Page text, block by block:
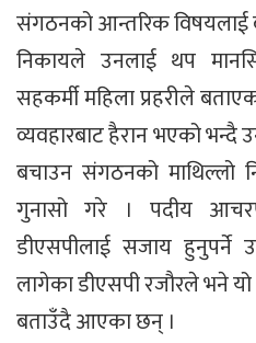
संगठनको आन्तरिक विषयलाई
निकायले उनलाई थप
सहकर्मी महिला प्रहरीले
व्यवहारबाट हैरान भएको भन्दै
बचाउन संगठनको माथिल्लो
गुनासो गरे । पदीय आचरण
डीएसपीलाई सजाय
लागेका डीएसपी रजौरले भने
बताउँदै आएका छन् ।